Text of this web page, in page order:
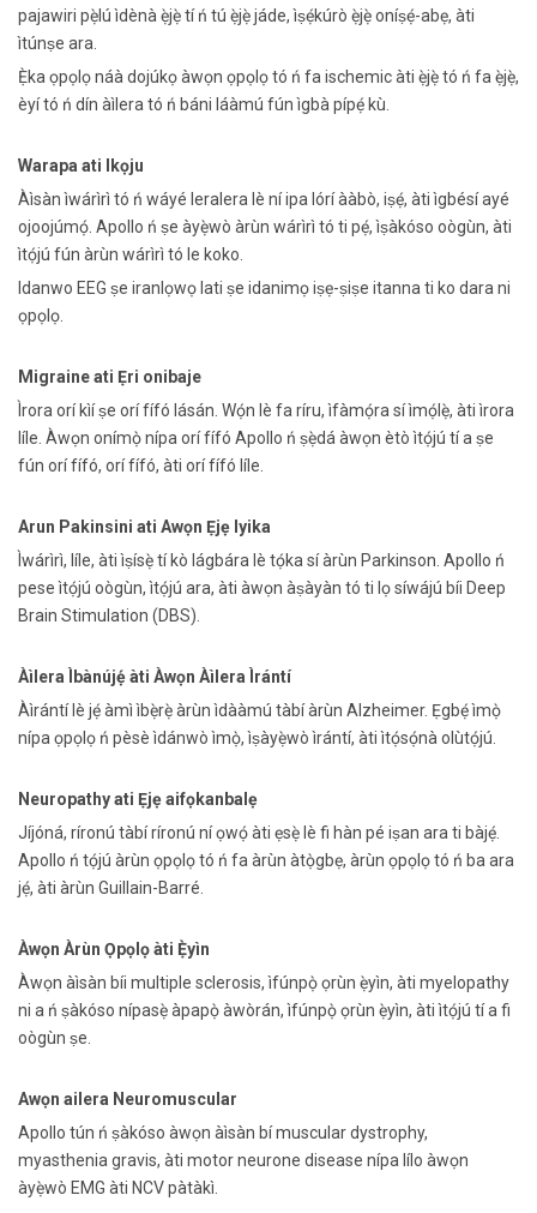
pajawiri pẹ̀lú ìdènà ẹ̀jẹ̀ tí ń tú ẹ̀jẹ̀ jáde, ìṣẹ́kúrò ẹ̀jẹ̀ oníṣẹ́-abẹ, àti
ìtúnṣe ara.
Ẹ̀ka ọpọlọ náà dojúkọ àwọn ọpọlọ tó ń fa ischemic àti ẹ̀jẹ̀ tó ń fa ẹ̀jẹ̀,
èyí tó ń dín àìlera tó ń báni láàmú fún ìgbà pípẹ́ kù.
Warapa ati Ikọju
Àìsàn ìwárìrì tó ń wáyé leralera lè ní ipa lórí ààbò, iṣẹ́, àti ìgbésí ayé
ojoojúmọ́. Apollo ń ṣe àyẹ̀wò àrùn wárìrì tó ti pẹ́, ìṣàkóso oògùn, àti
ìtọ́jú fún àrùn wárìrì tó le koko.
Idanwo EEG ṣe iranlọwọ lati ṣe idanimọ iṣẹ-ṣiṣe itanna ti ko dara ni
ọpọlọ.
Migraine ati Ẹri onibaje
Ìrora orí kìí ṣe orí fífó lásán. Wọ́n lè fa ríru, ìfàmọ́ra sí ìmọ́lẹ̀, àti ìrora
líle. Àwọn onímọ̀ nípa orí fífó Apollo ń ṣẹ̀dá àwọn ètò ìtọ́jú tí a ṣe
fún orí fífó, orí fífó, àti orí fífó líle.
Arun Pakinsini ati Awọn Ẹjẹ Iyika
Ìwárìrì, líle, àti ìṣísẹ̀ tí kò lágbára lè tọ́ka sí àrùn Parkinson. Apollo ń
pese ìtọ́jú oògùn, ìtọ́jú ara, àti àwọn àṣàyàn tó ti lọ síwájú bíi Deep
Brain Stimulation (DBS).
Àìlera Ìbànújẹ́ àti Àwọn Àìlera Ìrántí
Àìrántí lè jẹ́ àmì ìbẹ̀rẹ̀ àrùn ìdààmú tàbí àrùn Alzheimer. Ẹgbẹ́ ìmọ̀
nípa ọpọlọ ń pèsè ìdánwò ìmọ̀, ìṣàyẹ̀wò ìrántí, àti ìtọ́sọ́nà olùtọ́jú.
Neuropathy ati Ẹjẹ aifọkanbalẹ
Jíjóná, ríronú tàbí ríronú ní ọwọ́ àti ẹsẹ̀ lè fi hàn pé iṣan ara ti bàjẹ́.
Apollo ń tọ́jú àrùn ọpọlọ tó ń fa àrùn àtọ̀gbẹ, àrùn ọpọlọ tó ń ba ara
jẹ́, àti àrùn Guillain-Barré.
Àwọn Àrùn Ọpọlọ àti Ẹ̀yìn
Àwọn àìsàn bíi multiple sclerosis, ìfúnpọ̀ ọrùn ẹ̀yìn, àti myelopathy
ni a ń ṣàkóso nípasẹ̀ àpapọ̀ àwòrán, ìfúnpọ̀ ọrùn ẹ̀yìn, àti ìtọ́jú tí a fi
oògùn ṣe.
Awọn ailera Neuromuscular
Apollo tún ń ṣàkóso àwọn àìsàn bí muscular dystrophy,
myasthenia gravis, àti motor neurone disease nípa lílo àwọn
àyẹ̀wò EMG àti NCV pàtàkì.